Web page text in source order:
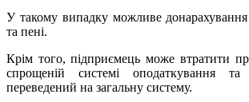
У такому випадку можливе донарахування
та пені.
Крім того, підприємець може втратити
спрощеній системі оподаткування
переведений на загальну систему.